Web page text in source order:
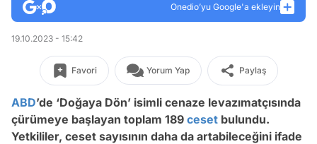
Onedio’yu Google'a ekleyin
19.10.2023 - 15:42
Favori Yorum Yap Paylaş
ABD’de ‘Doğaya Dön’ isimli cenaze levazımatçısında
çürümeye başlayan toplam 189 ceset bulundu.
Yetkililer, ceset sayısının daha da artabileceğini ifade